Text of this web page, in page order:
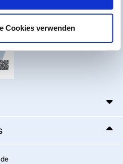
Cookies verwenden